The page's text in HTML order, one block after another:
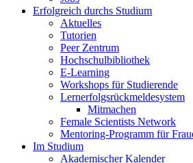
Erfolgreich durchs Studium
Aktuelles
Tutorien
Peer Zentrum
Hochschulbibliothek
E-Learning
Workshops für Studierende
Lernerfolgsrückmeldesystem
Mitmachen
Female Scientists Network
Mentoring-Programm für
Im Studium
Akademischer Kalender